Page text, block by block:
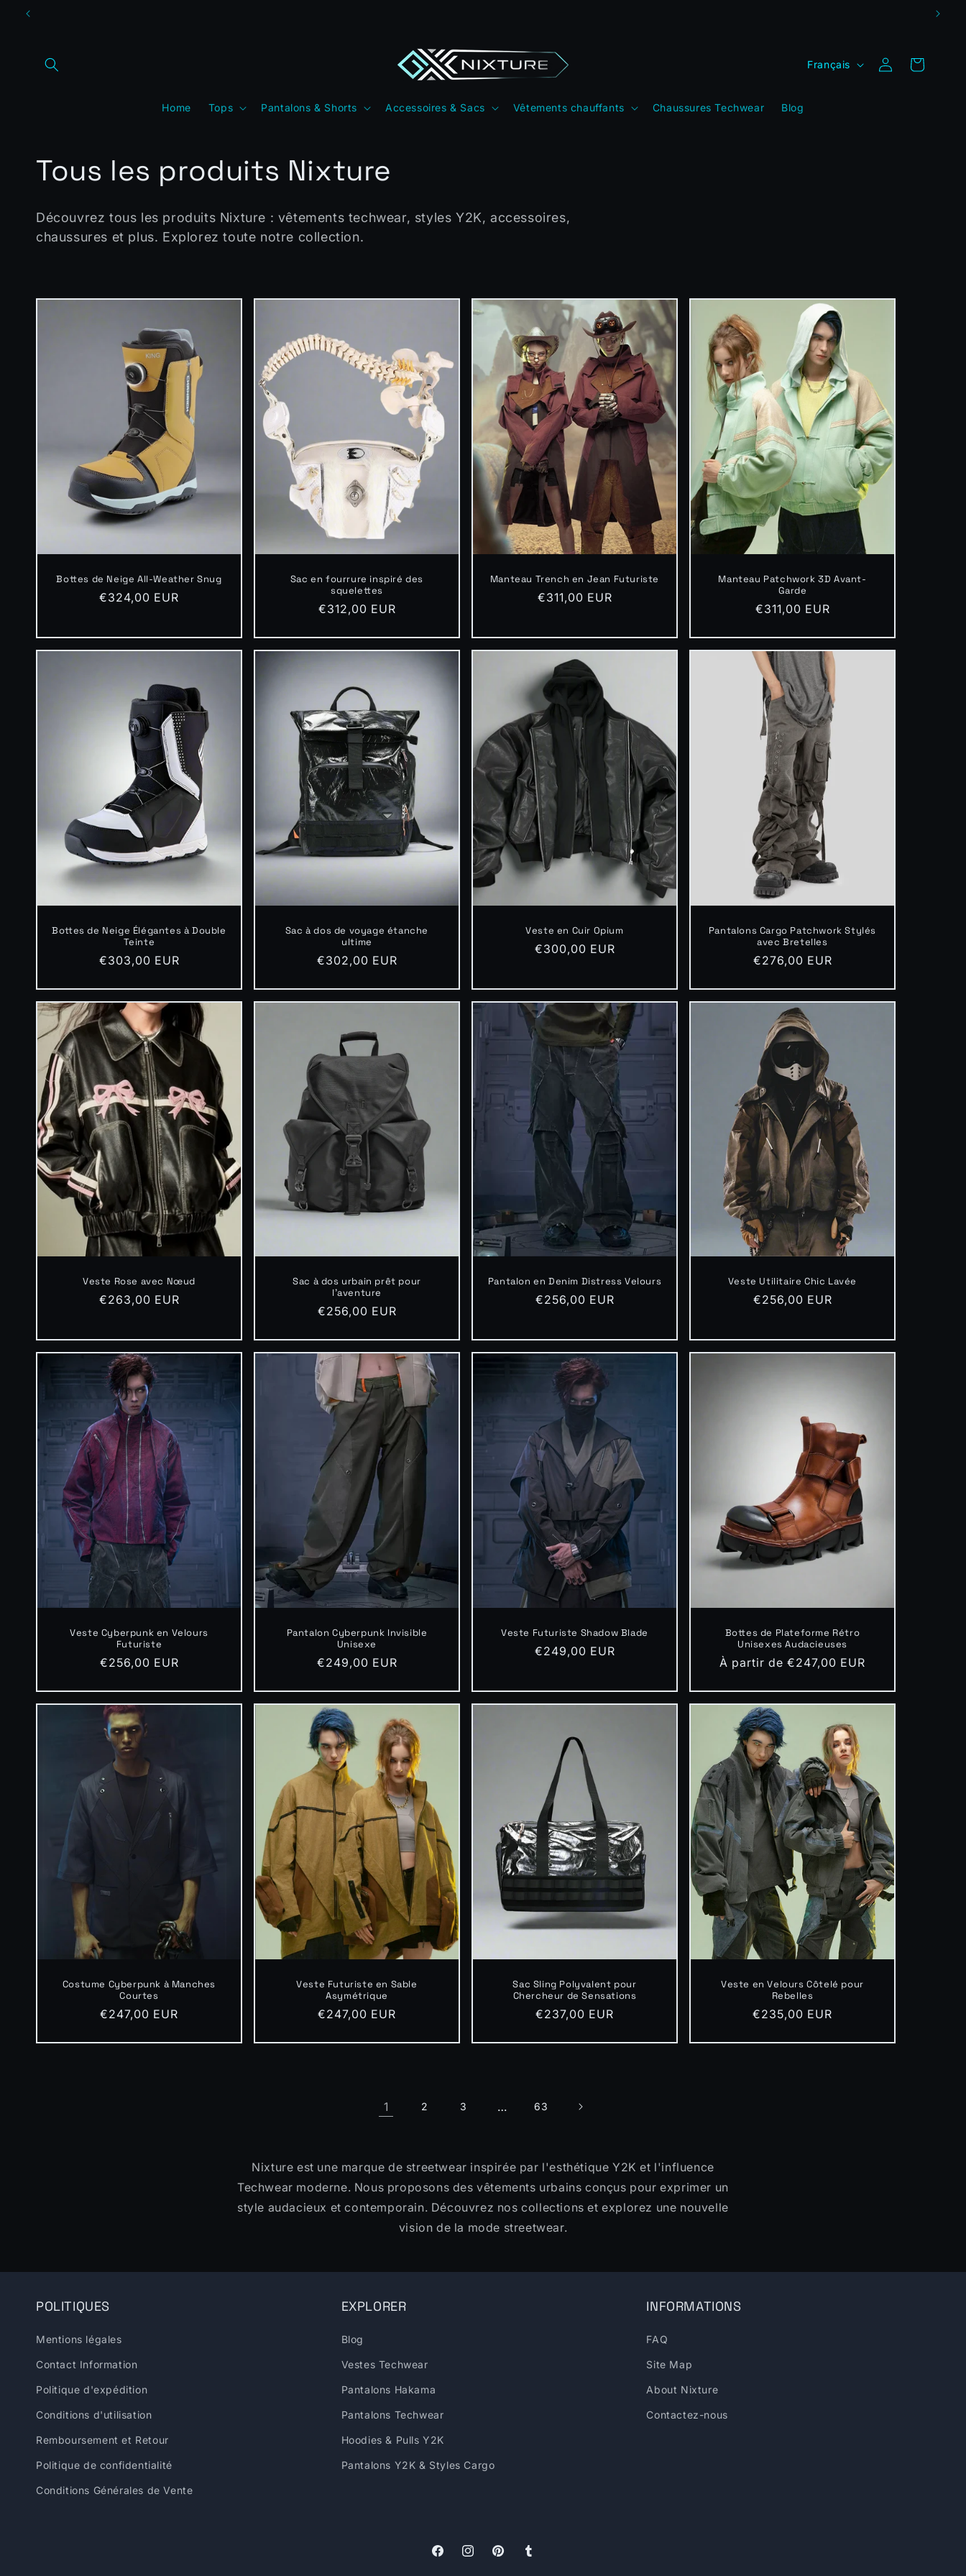
passer
Home Tops Pantalons & Shorts Accessoires & Sacs Vêtements chauffants Chaussures Techwear Blog
n
Français ConnexionPanier
C
o
l
o
Tous les produits Nixture
Découvrez tous les produits Nixture : vêtements techwear, styles Y2K, accessoires,
chaussures et plus. Explorez toute notre collection.
Bottes de Neige All-Weather Snug
Prix
€324,00 EUR
Sac en fourrure inspiré des
squelettes
Prix
€312,00 EUR
Manteau Trench en Jean Futuriste
Prix
€311,00 EUR
Manteau Patchwork 3D Avant-
Garde
Prix
€311,00 EUR
Bottes de Neige Élégantes à Double
Teinte
Prix
€303,00 EUR
Sac à dos de voyage étanche
ultime
Prix
€302,00 EUR
Veste en Cuir Opium
Prix
€300,00 EUR
Pantalons Cargo Patchwork Stylés
avec Bretelles
Prix
€276,00 EUR
Veste Rose avec Nœud
Prix
€263,00 EUR
Sac à dos urbain prêt pour
l'aventure
Prix
€256,00 EUR
Pantalon en Denim Distress Velours
Prix
€256,00 EUR
Veste Utilitaire Chic Lavée
Prix
€256,00 EUR
Veste Cyberpunk en Velours
Futuriste
Prix
€256,00 EUR
Pantalon Cyberpunk Invisible
Unisexe
Prix
€249,00 EUR
Veste Futuriste Shadow Blade
Prix
€249,00 EUR
Bottes de Plateforme Rétro
Unisexes Audacieuses
Prix
À partir de €247,00 EUR
Costume Cyberpunk à Manches
Courtes
Prix
€247,00 EUR
Veste Futuriste en Sable
Asymétrique
Prix
€247,00 EUR
Sac Sling Polyvalent pour
Chercheur de Sensations
Prix
€237,00 EUR
Veste en Velours Côtelé pour
Rebelles
Prix
€235,00 EUR
1 2 3 … 63
Nixture est une marque de streetwear inspirée par l'esthétique Y2K et l'influence
Techwear moderne. Nous proposons des vêtements urbains conçus pour exprimer un
style audacieux et contemporain. Découvrez nos collections et explorez une nouvelle
vision de la mode streetwear.
POLITIQUES
Mentions légales
Contact Information
Politique d'expédition
Conditions d'utilisation
Remboursement et Retour
Politique de confidentialité
Conditions Générales de Vente
EXPLORER
Blog
Vestes Techwear
Pantalons Hakama
Pantalons Techwear
Hoodies & Pulls Y2K
Pantalons Y2K & Styles Cargo
INFORMATIONS
FAQ
Site Map
About Nixture
Contactez-nous
FacebookInstagramPinterestTumblr